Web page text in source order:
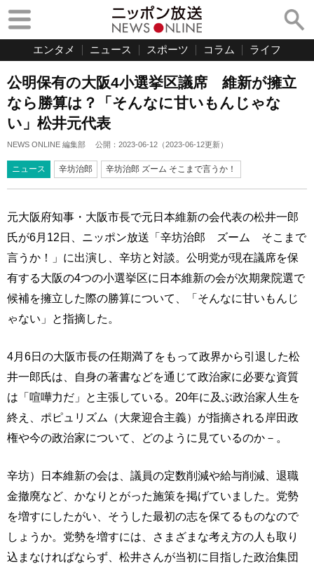
エンタメ ニュース スポーツ コラム ライフ
公明保有の大阪4小選挙区議席 維新が擁立
なら勝算は？「そんなに甘いもんじゃな
い」松井元代表
NEWS ONLINE 編集部 公開： 2023-06-12 （2023-06-12更新）
ニュース 辛坊治郎 辛坊治郎 ズーム そこまで言うか！
元大阪府知事・大阪市長で元日本維新の会代表の松井一郎
氏が6月12日、ニッポン放送「辛坊治郎 ズーム そこまで
言うか！」に出演し、辛坊と対談。公明党が現在議席を保
有する大阪の4つの小選挙区に日本維新の会が次期衆院選で
候補を擁立した際の勝算について、「そんなに甘いもんじ
ゃない」と指摘した。
4月6日の大阪市長の任期満了をもって政界から引退した松
井一郎氏は、自身の著書などを通じて政治家に必要な資質
は「喧嘩力だ」と主張している。20年に及ぶ政治家人生を
終え、ポピュリズム（大衆迎合主義）が指摘される岸田政
権や今の政治家について、どのように見ているのか－。
辛坊）日本維新の会は、議員の定数削減や給与削減、退職
金撤廃など、かなりとがった施策を掲げていました。党勢
を増すにしたがい、そうした最初の志を保てるものなので
しょうか。党勢を増すには、さまざまな考え方の人も取り
込まなければならず、松井さんが当初に目指した政治集団